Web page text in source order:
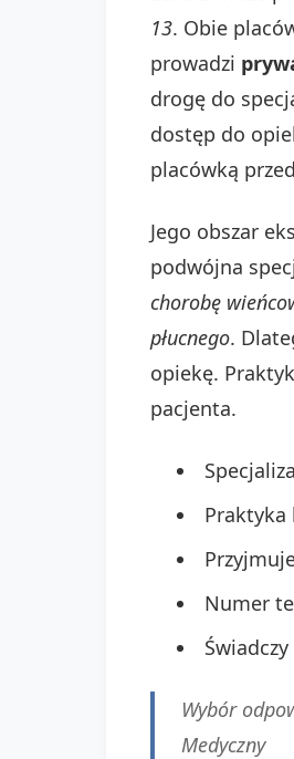
13. Obie
prowadzi
drogę do
dostęp do
placówką
Jego obszar
podwójna
chorobę
płucnego.
opiekę.
pacjenta.
Praktyka
Numer
Wybór
Medyczny